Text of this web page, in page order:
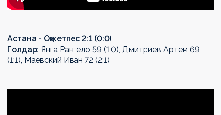
Астана - Оқжетпес 2:1 (0:0)
Голдар: Янга Рангело 59 (1:0), Дмитриев Артем 69
(1:1), Маевский Иван 72 (2:1)